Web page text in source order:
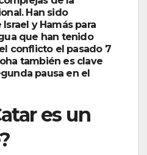
Han sido
y Hamás para
que han tenido
conflicto el pasado 7
también es clave
pausa en el
es un